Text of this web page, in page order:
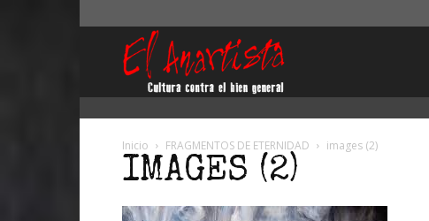
Inicio FRAGMENTOS DE ETERNIDAD images (2)
IMAGES (2)